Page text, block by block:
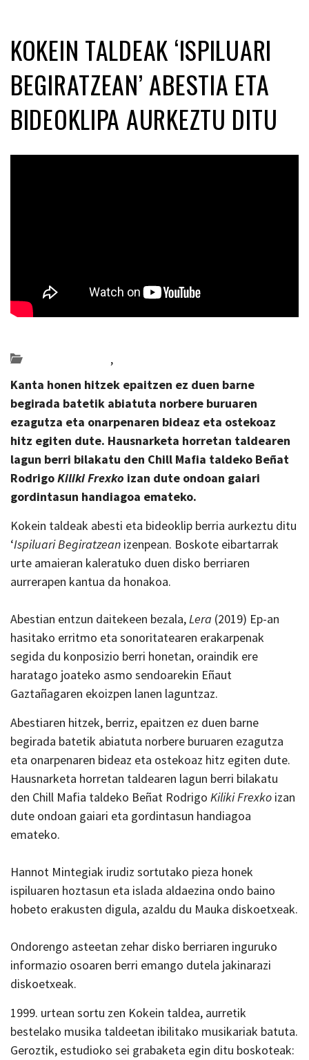
KOKEIN TALDEAK ‘ISPILUARI
BEGIRATZEAN’ ABESTIA ETA
BIDEOKLIPA AURKEZTU DITU
,
Kanta honen hitzek epaitzen ez duen barne
begirada batetik abiatuta norbere buruaren
ezagutza eta onarpenaren bideaz eta ostekoaz
hitz egiten dute. Hausnarketa horretan taldearen
lagun berri bilakatu den Chill Mafia taldeko Beñat
RodrigoKiliki Frexko izan dute ondoan gaiari
gordintasun handiagoa emateko.
Kokein taldeak abesti eta bideoklip berria aurkeztu ditu
‘Ispiluari Begiratzean izenpean. Boskote eibartarrak
urte amaieran kaleratuko duen disko berriaren
aurrerapen kantua da honakoa.
Abestian entzun daitekeen bezala,Lera (2019) Ep-an
hasitako erritmo eta sonoritatearen erakarpenak
segida du konposizio berri honetan, oraindik ere
haratago joateko asmo sendoarekin Eñaut
Gaztañagaren ekoizpen lanen laguntzaz.
Abestiaren hitzek, berriz, epaitzen ez duen barne
begirada batetik abiatuta norbere buruaren ezagutza
eta onarpenaren bideaz eta ostekoaz hitz egiten dute.
Hausnarketa horretan taldearen lagun berri bilakatu
den Chill Mafia taldeko Beñat Rodrigo Kiliki Frexko izan
dute ondoan gaiari eta gordintasun handiagoa
emateko.
Hannot Mintegiak irudiz sortutako pieza honek
ispiluaren hoztasun eta islada aldaezina ondo baino
hobeto erakusten digula, azaldu du Mauka diskoetxeak.
Ondorengo asteetan zehar disko berriaren inguruko
informazio osoaren berri emango dutela jakinarazi
diskoetxeak.
1999. urtean sortu zen Kokein taldea, aurretik
bestelako musika taldeetan ibilitako musikariak batuta.
Geroztik, estudioko sei grabaketa egin ditu boskoteak: